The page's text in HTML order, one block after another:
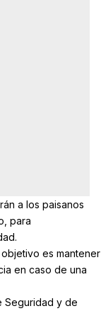
a los paisanos
para
es mantener
en caso de una
Seguridad y de